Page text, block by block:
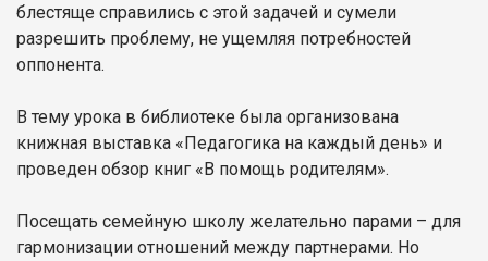
блестяще справились с этой задачей и сумели
разрешить проблему, не ущемляя потребностей
оппонента.
В тему урока в библиотеке была организована
книжная выставка «Педагогика на каждый день» и
проведен обзор книг «В помощь родителям».
Посещать семейную школу желательно парами – для
гармонизации отношений между партнерами. Но